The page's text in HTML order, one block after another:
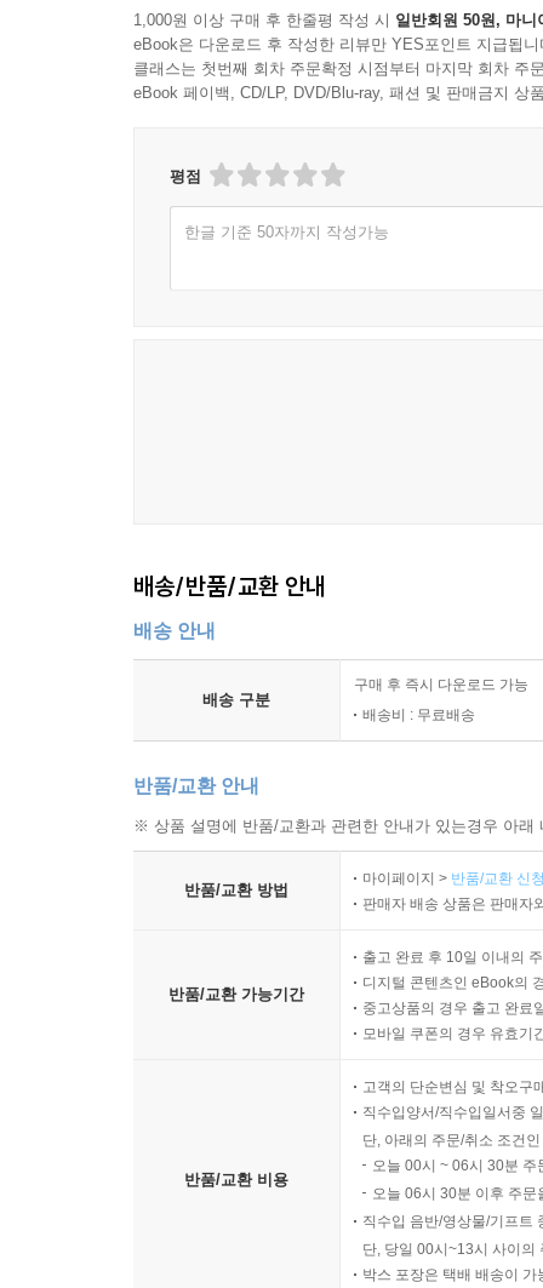
1,000원 이상 구매 후 한줄평 작성 시 일반회원 50원, 마니
eBook은 다운로드 후 작성한 리뷰만 YES포인트 지급됩니
클래스는 첫번째 회차 주문확정 시점부터 마지막 회차 주
eBook 페이백, CD/LP, DVD/Blu-ray, 패션 및 판매금지 상
평점
한글 기준 50자까지 작성가능
배송/반품/교환 안내
배송 안내
배송 구분
구매 후 즉시 다운로드 가능
배송비 : 무료배송
반품/교환 안내
※ 상품 설명에 반품/교환과 관련한 안내가 있는경우 아
반품/교환 방법
마이페이지 > 반품/교환 신
판매자 배송 상품은 판매자
반품/교환 가능기간
출고 완료 후 10일 이내의
디지털 콘텐츠인 eBook의
중고상품의 경우 출고 완료
모바일 쿠폰의 경우 유효기
반품/교환 비용
고객의 단순변심 및 착오구
직수입양서/직수입일서중
단, 아래의 주문/취소 조건
오늘 00시 ~ 06시 30분
오늘 06시 30분 이후 주
직수입 음반/영상물/기프트
단, 당일 00시~13시 사이의
박스 포장은 택배 배송이